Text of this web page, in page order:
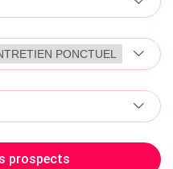
PONCTUEL
prospects